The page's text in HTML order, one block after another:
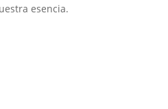
esencia.